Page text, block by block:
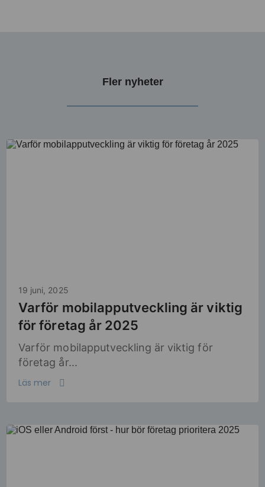
Fler nyheter
19 juni, 2025
Varför mobilapputveckling är viktig
för företag år 2025
Varför mobilapputveckling är viktig för
företag år...
Läs mer